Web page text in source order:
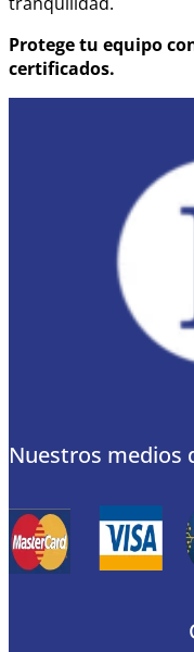
Protege tu equipo
certificados.
Nuestros medios